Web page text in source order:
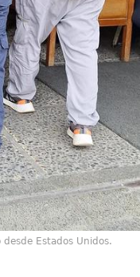
Estados Unidos.